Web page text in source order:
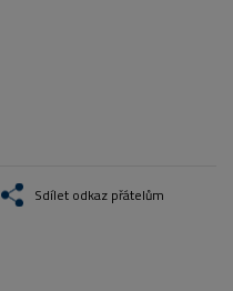
Sdílet odkaz přátelům